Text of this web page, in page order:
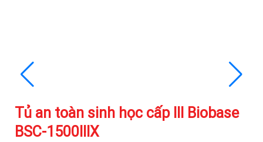
Tủ an toàn sinh học cấp III Biobase
BSC-1500IIIX